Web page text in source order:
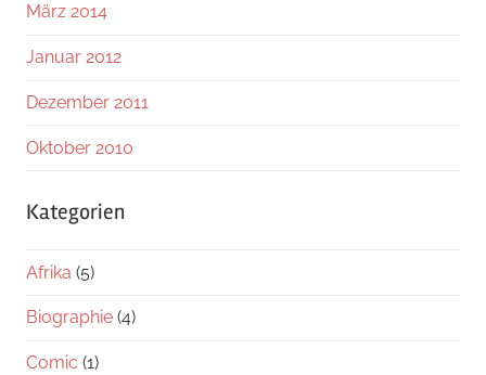
März 2014
Januar 2012
Dezember 2011
Oktober 2010
Kategorien
Afrika (5)
Biographie (4)
Comic (1)